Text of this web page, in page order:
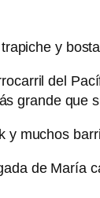
y
del
grande que
y muchos
de María